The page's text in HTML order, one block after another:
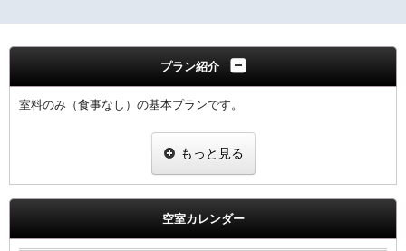
プラン紹介
室料のみ（食事なし）の基本プランです。
ご宿泊者様専用の大浴場をご利用いただけます。
もっと見る
空室カレンダー